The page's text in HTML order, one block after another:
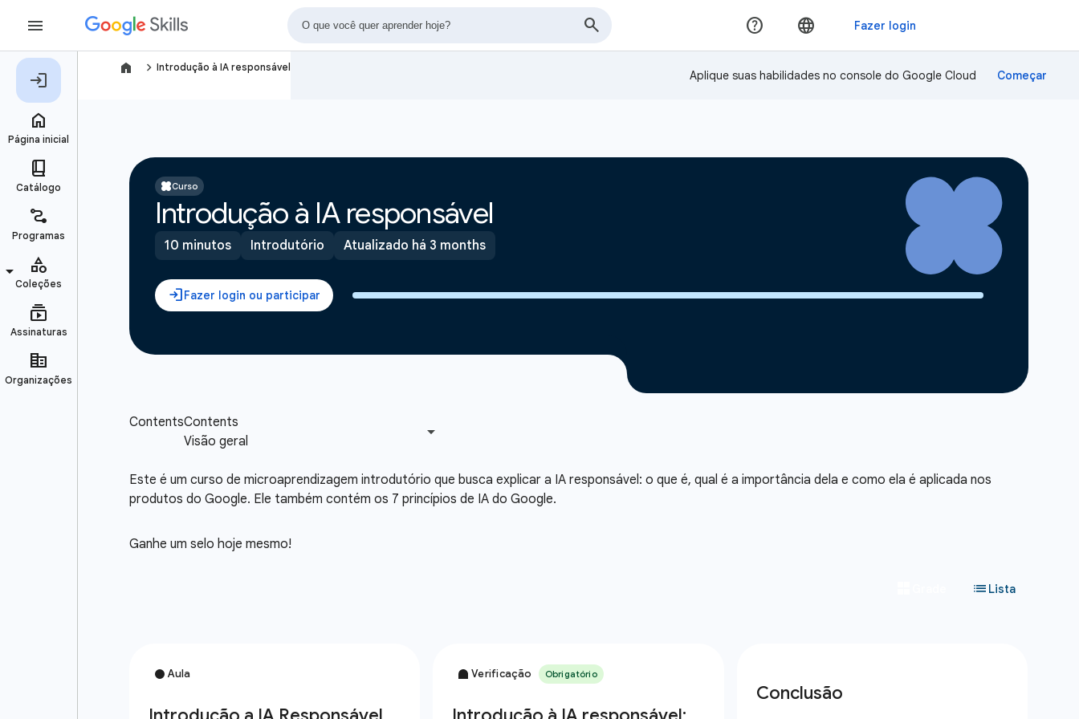
navigate_next Introdução à IA responsável
Aplique suas habilidades no console do Google Cloud
Curso
Introdução à IA responsável
10 minutos Introdutório Atualizado há 3 months
Este é um curso de microaprendizagem introdutório que busca explicar a IA responsável: o que é, qual é a importância dela e como ela é aplicada nos
produtos do Google. Ele também contém os 7 princípios de IA do Google.
Ganhe um selo hoje mesmo!